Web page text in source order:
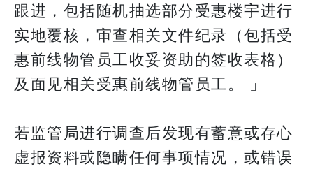
跟进，包括随机抽选部分受惠楼宇进行
实地覆核，审查相关文件纪录（包括受
惠前线物管员工收妥资助的签收表格）
及面见相关受惠前线物管员工。 」
若监管局进行调查后发现有蓄意或存心
虚报资料或隐瞒任何事项情况，或错误